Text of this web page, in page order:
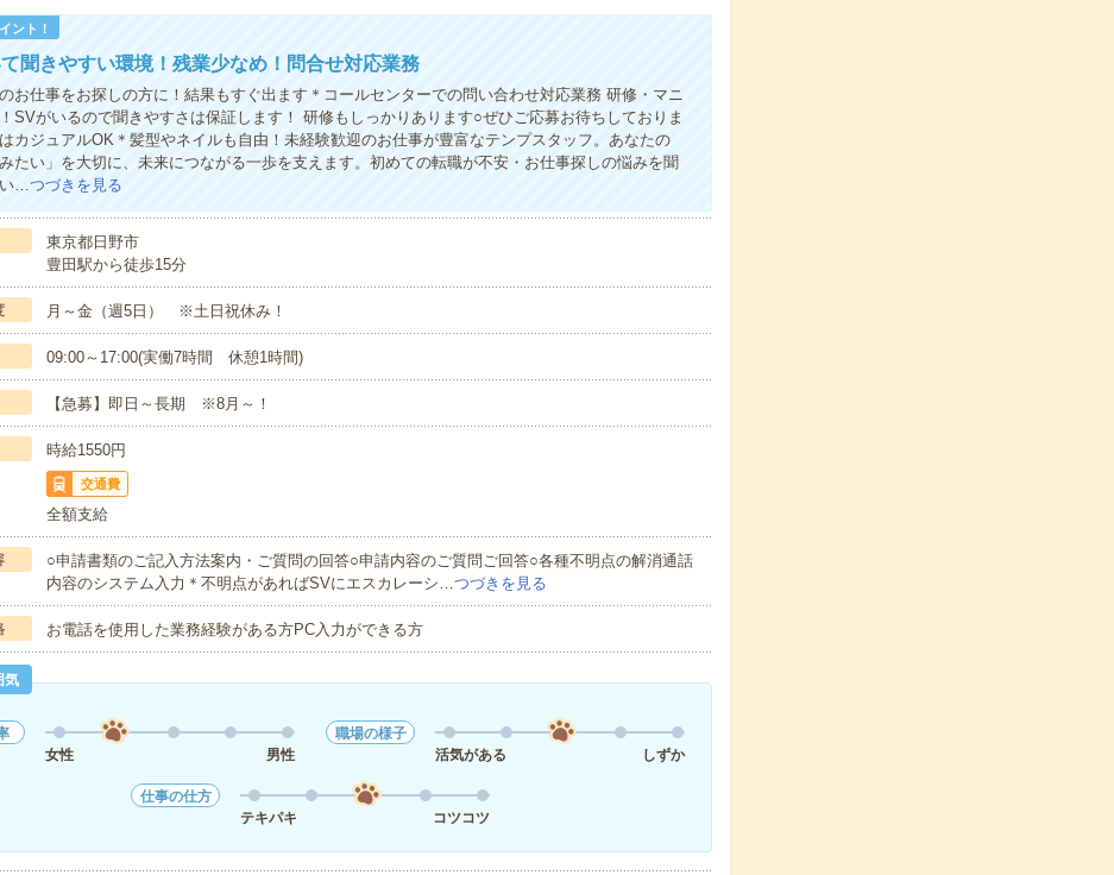
ント！
聞きやすい環境！残業少なめ！問合せ対応業務
お仕事をお探しの方に！結果もすぐ出ます＊コールセンターでの問い合わせ対応業務 研修・マニ
SVがいるので聞きやすさは保証します！ 研修もしっかりあります○ぜひご応募お待ちしておりま
カジュアルOK＊髪型やネイルも自由！未経験歓迎のお仕事が豊富なテンプスタッフ。あなたの
みたい」を大切に、未来につながる一歩を支えます。初めての転職が不安・お仕事探しの悩みを聞
い…つづきを見る
東京都日野市
豊田駅から徒歩15分
月～金（週5日） ※土日祝休み！
09:00～17:00(実働7時間 休憩1時間)
【急募】即日～長期 ※8月～！
時給1550円
交通費
全額支給
○申請書類のご記入方法案内・ご質問の回答○申請内容のご質問ご回答○各種不明点の解消通話
内容のシステム入力＊不明点があればSVにエスカレーシ…つづきを見る
お電話を使用した業務経験がある方PC入力ができる方
気
女性
男性
職場の様子
活気がある
しずか
仕事の仕方
テキパキ
コツコツ